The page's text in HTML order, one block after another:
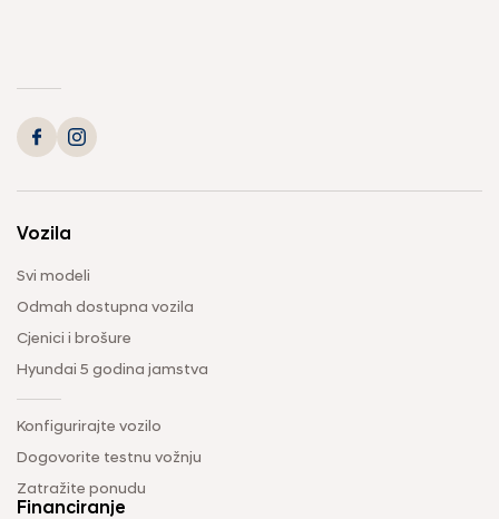
Vozila
Svi modeli
Odmah dostupna vozila
Cjenici i brošure
Hyundai 5 godina jamstva
Konfigurirajte vozilo
Dogovorite testnu vožnju
Zatražite ponudu
Financiranje